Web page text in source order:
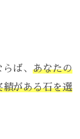
ば、 あなたの
がある石を選